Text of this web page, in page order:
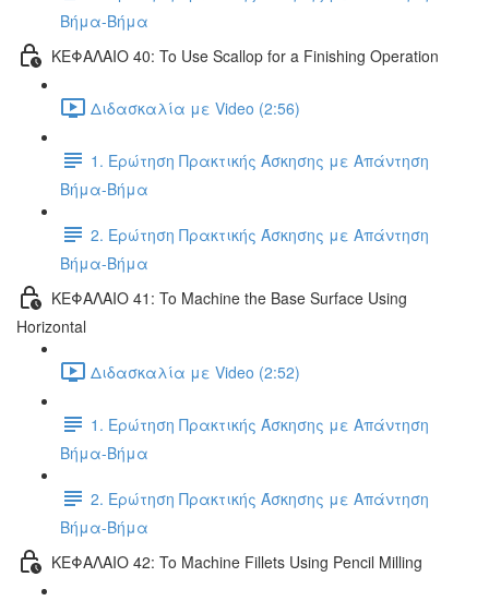
Βήμα-Βήμα
ΚΕΦΑΛΑΙΟ 40: To Use Scallop for a Finishing Operation
Διδασκαλία με Video (2:56)
1. Ερώτηση Πρακτικής Άσκησης με Απάντηση
Βήμα-Βήμα
2. Ερώτηση Πρακτικής Άσκησης με Απάντηση
Βήμα-Βήμα
ΚΕΦΑΛΑΙΟ 41: To Machine the Base Surface Using
Horizontal
Διδασκαλία με Video (2:52)
1. Ερώτηση Πρακτικής Άσκησης με Απάντηση
Βήμα-Βήμα
2. Ερώτηση Πρακτικής Άσκησης με Απάντηση
Βήμα-Βήμα
ΚΕΦΑΛΑΙΟ 42: To Machine Fillets Using Pencil Milling